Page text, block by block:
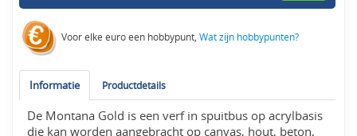
Voor elke euro een hobbypunt,Wat zijn hobbypunten?
Informatie Productdetails
De Montana Gold is een verf in spuitbus op acrylbasis
die kan worden aangebracht op canvas, hout, beton,